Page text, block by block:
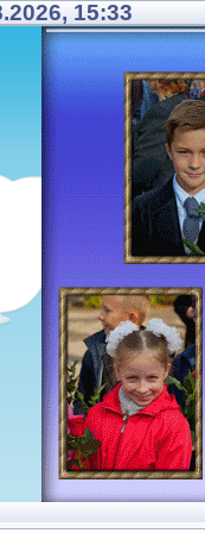
15:33